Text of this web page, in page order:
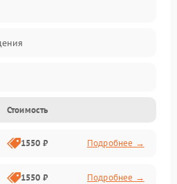
Стоимость
1550 ₽ Подробнее →
1550 ₽ Подробнее →